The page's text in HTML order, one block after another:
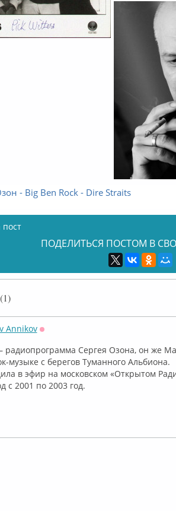
- Big Ben Rock - Dire Straits
ПОДЕЛИТЬСЯ ПОСТОМ В
Annikov
радиопрограмма Сергея Озона, он же
музыке с берегов Туманного Альбиона.
в эфир на московском «Открытом
с 2001 по 2003 год.